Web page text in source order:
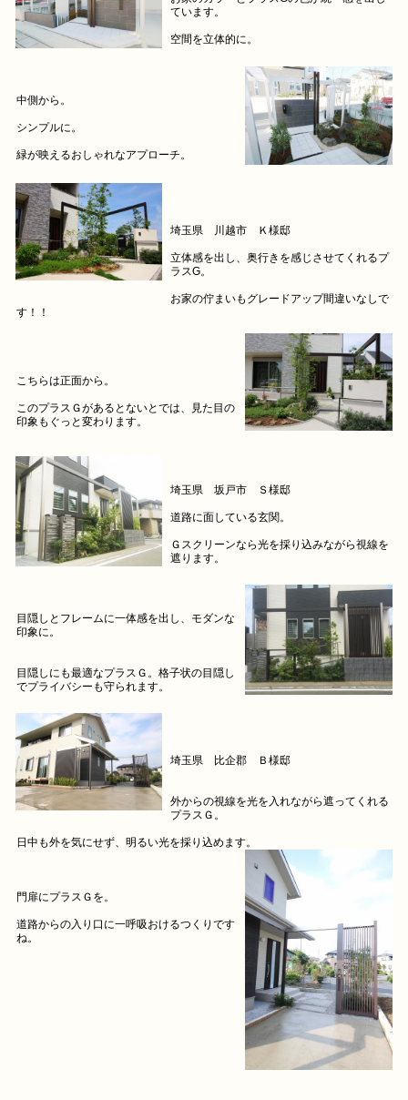
ています。
空間を立体的に。
中側から。
シンプルに。
緑が映えるおしゃれなアプローチ。
埼玉県 川越市 Ｋ様邸
立体感を出し、奥行きを感じさせてくれるプ
ラスG。
お家の佇まいもグレードアップ間違いなしで
す！！
こちらは正面から。
このプラスＧがあるとないとでは、見た目の
印象もぐっと変わります。
埼玉県 坂戸市 Ｓ様邸
道路に面している玄関。
Ｇスクリーンなら光を採り込みながら視線を
遮ります。
目隠しとフレームに一体感を出し、モダンな
印象に。
目隠しにも最適なプラスＧ。格子状の目隠し
でプライバシーも守られます。
埼玉県 比企郡 Ｂ様邸
外からの視線を光を入れながら遮ってくれる
プラスＧ。
日中も外を気にせず、明るい光を採り込めます。
門扉にプラスＧを。
道路からの入り口に一呼吸おけるつくりです
ね。